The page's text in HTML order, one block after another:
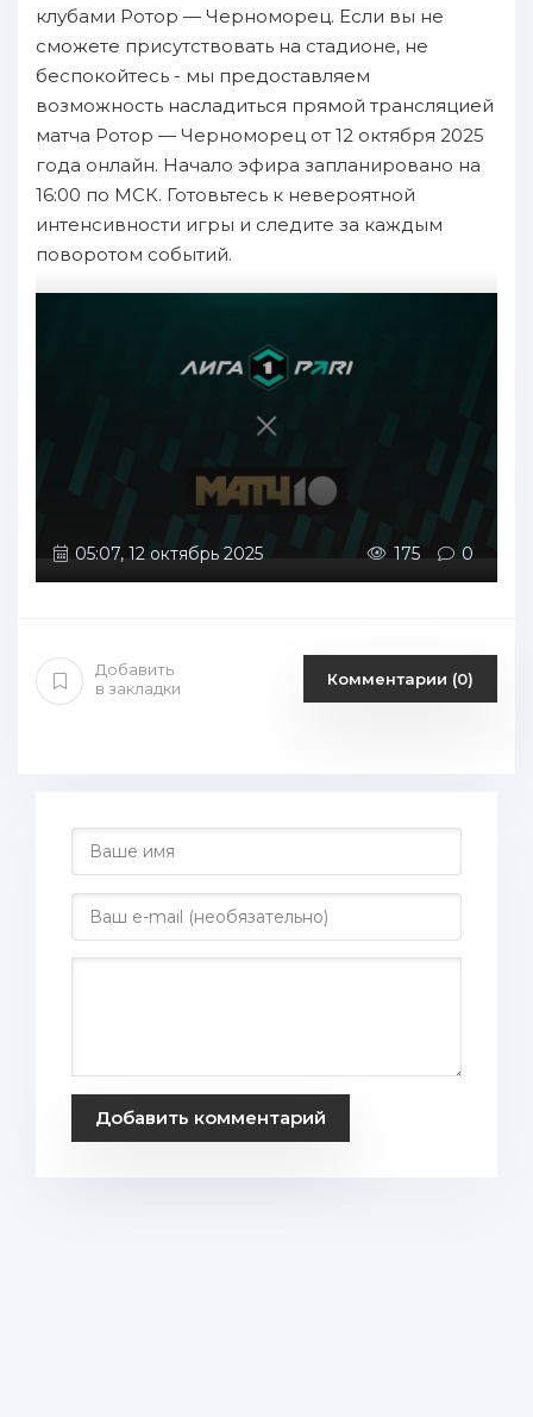
клубами Ротор — Черноморец. Если вы не
сможете присутствовать на стадионе, не
беспокойтесь - мы предоставляем
возможность насладиться прямой трансляцией
матча Ротор — Черноморец от 12 октября 2025
года онлайн. Начало эфира запланировано на
16:00 по МСК. Готовьтесь к невероятной
интенсивности игры и следите за каждым
поворотом событий.
05:07, 12 октябрь 2025 175 0
Добавить
в закладки
Комментарии (0)
Добавить комментарий